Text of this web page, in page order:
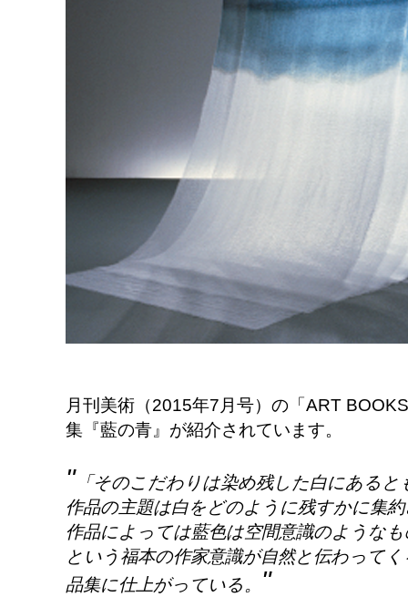
月刊美術（2015年7月号）の「ART
集『藍の青』が紹介されています。
" 「そのこだわりは染め残した白にあると
作品の主題は白をどのように残すかに集
作品によっては藍色は空間意識のような
という福本の作家意識が自然と伝わって
品集に仕上がっている。 "